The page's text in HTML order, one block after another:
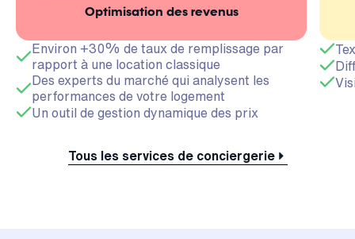
Optimisation des revenus
Environ +30% de taux de remplissage par
rapport à une location classique
Des experts du marché qui analysent les
performances de votre logement
Un outil de gestion dynamique des prix
Tous les services de conciergerie